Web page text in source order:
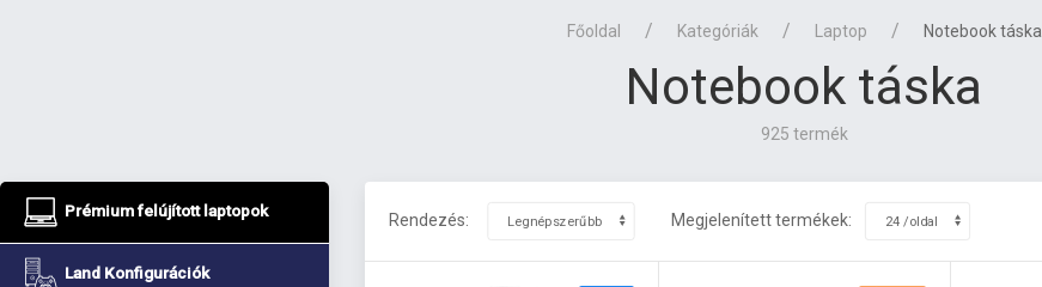
Főoldal Kategóriák Laptop Notebook táska
Notebook táska
925 termék
Prémium felújított laptopok
Land Konfigurációk
Rendezés: Megjelenített termékek: